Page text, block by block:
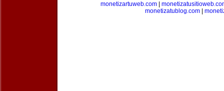
monetizartuweb.com|
monetizatublog.com|